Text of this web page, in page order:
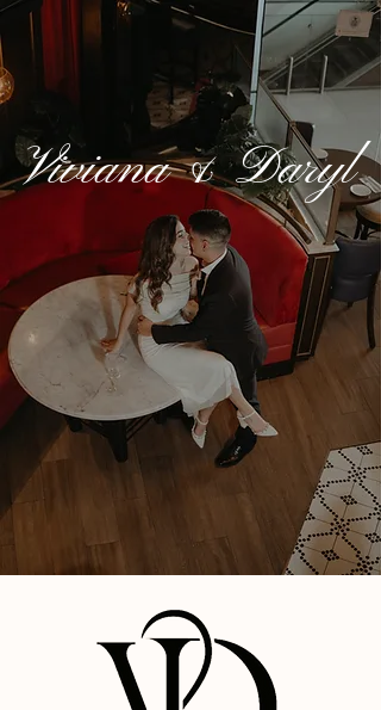
Viviana & Daryl